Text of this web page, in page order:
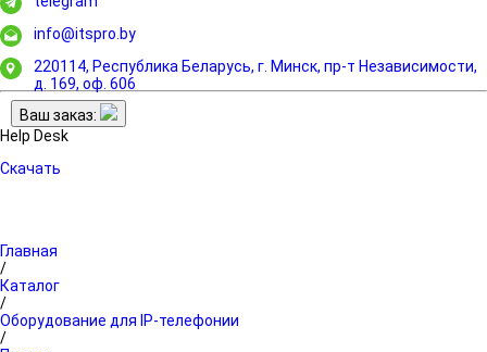
info@itspro.by
220114, Республика Беларусь, г. Минск, пр-т Независимости,
д. 169, оф. 606
Ваш заказ:
Help Desk
Скачать
Главная
/
Каталог
/
Оборудование для IP-телефонии
/